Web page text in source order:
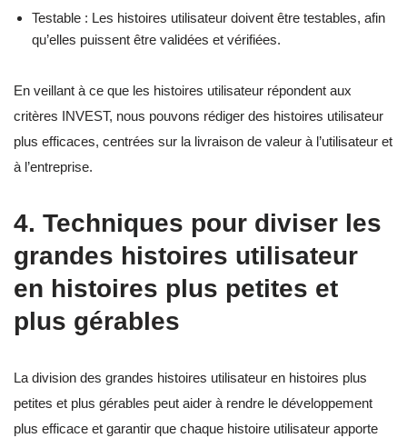
Testable : Les histoires utilisateur doivent être testables, afin
qu’elles puissent être validées et vérifiées.
En veillant à ce que les histoires utilisateur répondent aux
critères INVEST, nous pouvons rédiger des histoires utilisateur
plus efficaces, centrées sur la livraison de valeur à l’utilisateur et
à l’entreprise.
4. Techniques pour diviser les
grandes histoires utilisateur
en histoires plus petites et
plus gérables
La division des grandes histoires utilisateur en histoires plus
petites et plus gérables peut aider à rendre le développement
plus efficace et garantir que chaque histoire utilisateur apporte